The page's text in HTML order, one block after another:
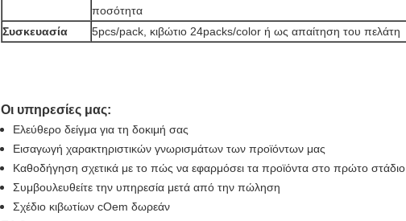
ποσότητα
Συσκευασία
5pcs/pack, κιβώτιο 24packs/color ή ως απαίτηση του πελάτη
Οι υπηρεσίες μας:
Ελεύθερο δείγμα για τη δοκιμή σας
Εισαγωγή χαρακτηριστικών γνωρισμάτων των προϊόντων μας
Καθοδήγηση σχετικά με το πώς να εφαρμόσει τα προϊόντα στο πρώτο στάδιο
Συμβουλευθείτε την υπηρεσία μετά από την πώληση
Σχέδιο κιβωτίων cOem δωρεάν